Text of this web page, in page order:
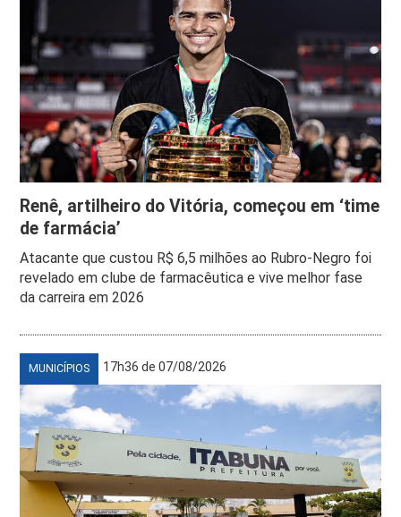
Renê, artilheiro do Vitória, começou em ‘time
de farmácia’
Atacante que custou R$ 6,5 milhões ao Rubro-Negro foi
revelado em clube de farmacêutica e vive melhor fase
da carreira em 2026
MUNICÍPIOS 17h36 de 07/08/2026